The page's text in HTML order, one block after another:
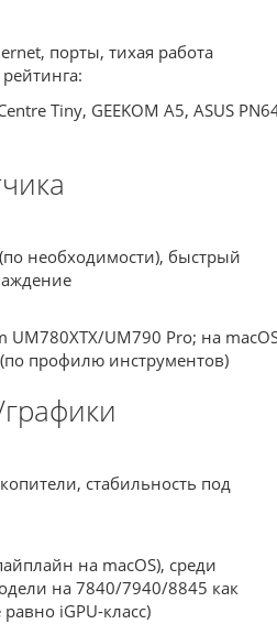
порты, тихая работа
Tiny, GEEKOM A5, ASUS
необходимости), быстрый
UM780XTX/UM790 Pro; на
профилю инструментов)
стабильность под
на macOS), среди
на 7840/7940/8845 как
iGPU-класс)